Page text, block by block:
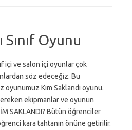
Sınıf Oyunu
içi ve salon içi oyunlar çok
söz edeceğiz. Bu
oyunumuz Kim Saklandı oyunu.
ekipmanlar ve oyunun
SAKLANDI? Bütün öğrenciler
kara tahtanın önüne getirilir.